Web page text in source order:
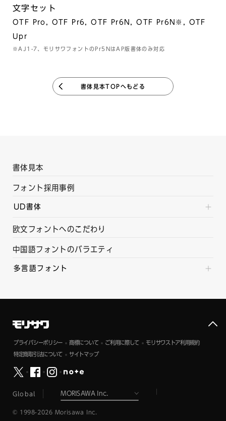
文字セット
OTF Pro, OTF Pr6, OTF Pr6N, OTF Pr6N※, OTF
Upr
※AJ1-7、モリサワフォントのPr5NはAP版書体のみ対応
書体見本TOPへもどる
書体見本
フォント採用事例
UD書体
欧文フォントへのこだわり
中国語フォントのバラエティ
多言語フォント
プライバシーポリシー 商標について ご利用に際して モリサワストア利用規約
特定商取引法について サイトマップ
Global
© 1998-2026 Morisawa Inc.